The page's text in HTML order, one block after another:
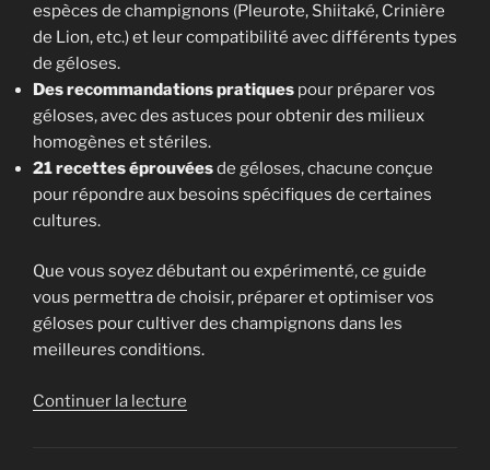
espèces de champignons (Pleurote, Shiitaké, Crinière
de Lion, etc.) et leur compatibilité avec différents types
de géloses.
Des recommandations pratiques pour préparer vos
géloses, avec des astuces pour obtenir des milieux
homogènes et stériles.
21 recettes éprouvéesde géloses, chacune conçue
pour répondre aux besoins spécifiques de certaines
cultures.
Que vous soyez débutant ou expérimenté, ce guide
vous permettra de choisir, préparer et optimiser vos
géloses pour cultiver des champignons dans les
meilleures conditions.
Continuer la lecture